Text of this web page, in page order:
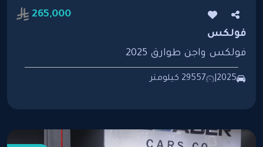
265,000
فولكس
فولكس واجن طوارق 2025
2025
| 29557 كيلومتر